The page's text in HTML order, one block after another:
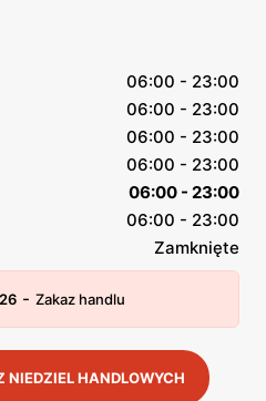
06:00 - 23:00
06:00 - 23:00
06:00 - 23:00
06:00 - 23:00
06:00 - 23:00
06:00 - 23:00
Zamknięte
- Zakaz handlu
NIEDZIEL HANDLOWYCH